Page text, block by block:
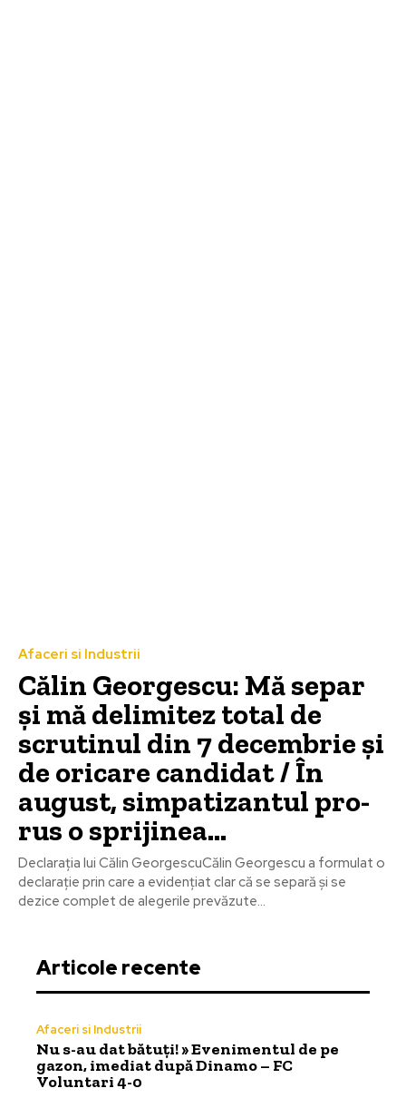
Afaceri si Industrii
Călin Georgescu: Mă separ
și mă delimitez total de
scrutinul din 7 decembrie și
de oricare candidat / În
august, simpatizantul pro-
rus o sprijinea...
Declarația lui Călin GeorgescuCălin Georgescu a formulat o
declarație prin care a evidențiat clar că se separă și se
dezice complet de alegerile prevăzute...
Articole recente
Afaceri si Industrii
Nu s-au dat bătuți! » Evenimentul de pe
gazon, imediat după Dinamo – FC
Voluntari 4-0